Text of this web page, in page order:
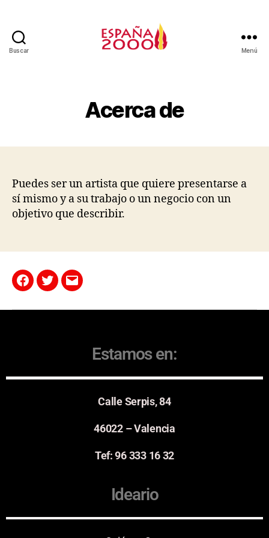
Buscar Menú
Acerca de
Puedes ser un artista que quiere presentarse a
sí mismo y a su trabajo o un negocio con un
objetivo que describir.
Estamos en:
Calle Serpis, 84
46022 – Valencia
Tef: 96 333 16 32
Ideario